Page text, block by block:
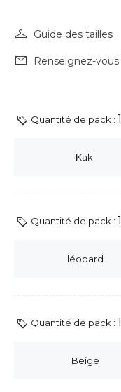
Guide des tailles
Renseignez-
Quantité de pack :
Kaki
Quantité de pack :
léopard
Quantité de pack :
Beige